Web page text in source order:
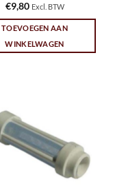
€9,80 Excl. BTW
TOEVOEGEN AAN
WINKELWAGEN